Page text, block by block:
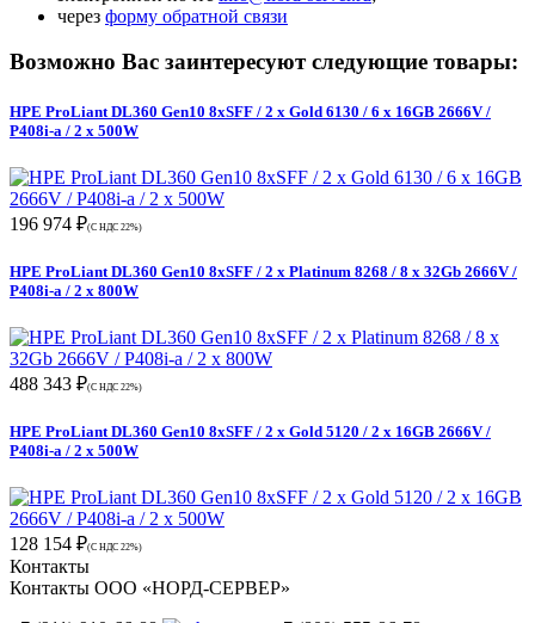
через форму обратной связи
Возможно Вас заинтересуют следующие товары:
HPE ProLiant DL360 Gen10 8xSFF / 2 x Gold 6130 / 6 x 16GB 2666V /
P408i-a / 2 x 500W
196 974 ₽(С НДС 22%)
HPE ProLiant DL360 Gen10 8xSFF / 2 x Platinum 8268 / 8 x 32Gb 2666V /
P408i-a / 2 x 800W
488 343 ₽(С НДС 22%)
HPE ProLiant DL360 Gen10 8xSFF / 2 x Gold 5120 / 2 x 16GB 2666V /
P408i-a / 2 x 500W
128 154 ₽(С НДС 22%)
Контакты
Контакты ООО «НОРД-СЕРВЕР»